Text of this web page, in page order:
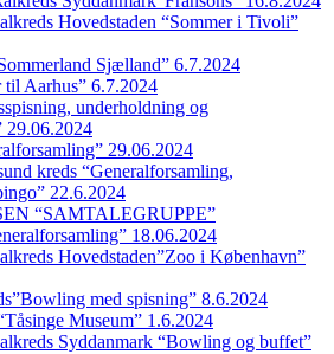
Hovedstaden “Sommer i Tivoli”
Sjælland” 6.7.2024
til Aarhus” 6.7.2024
underholdning og
29.06.2024
29.06.2024
kreds “Generalforsamling,
22.6.2024
“SAMTALEGRUPPE”
18.06.2024
Hovedstaden”Zoo i København”
med spisning” 8.6.2024
Museum” 1.6.2024
Syddanmark “Bowling og buffet”